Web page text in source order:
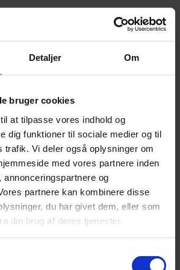
Detaljer Om
bruger cookies
at tilpasse vores indhold og
dig funktioner til sociale medier og til
trafik. Vi deler også oplysninger om
med vores partnere inden
annonceringspartnere og
partnere kan kombinere disse
du har givet dem, eller som
din brug af deres tjenester.
i samme serie
AD333
Srixon AD333